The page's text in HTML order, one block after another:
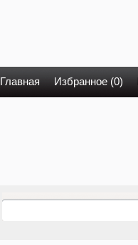
Главная Избранное (0)